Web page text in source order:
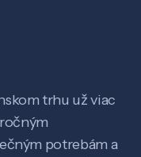
trhu už viac
potrebám a